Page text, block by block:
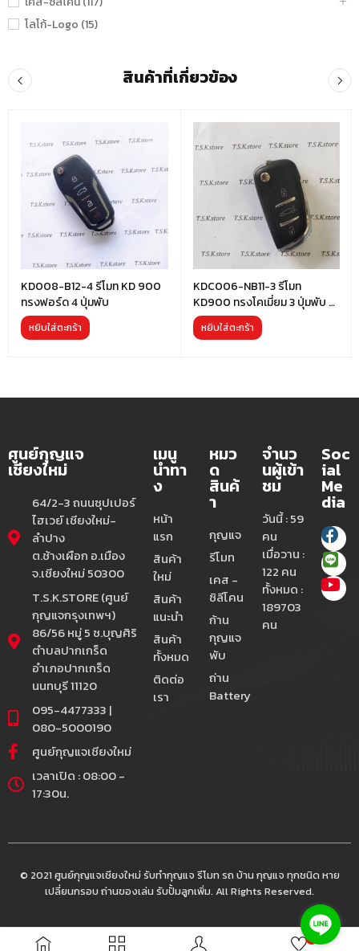
0
โลโก้-Logo (15)
สินค้าที่เกี่ยวข้อง
KD008-B12-4 รีโมท KD 900
ทรงฟอร์ด 4 ปุ่มพับ
หยิบใส่ตะกร้า
KDC006-NB11-3 รีโมท
KD900 ทรงโคเมี่ยม 3 ปุ่มพับ มี
ชิฟ
หยิบใส่ตะกร้า
ศูนย์กุญแจ
เชียงใหม่
64/2-3 ถนนซุปเปอร์
ไฮเวย์ เชียงใหม่-
ลำปาง
ต.ช้างเผือก อ.เมือง
จ.เชียงใหม่ 50300
T.S.K.STORE (ศูนย์
กุญแจกรุงเทพฯ)
86/56 หมู่ 5 ซ.บุญศิริ
ตำบลปากเกร็ด
อำเภอปากเกร็ด
นนทบุรี 11120
095-4477333 |
080-5000190
ศูนย์กุญแจเชียงใหม่
เวลาเปิด : 08:00 -
17:30น.
เมนู
นำทา
ง
หน้า
แรก
สินค้า
ใหม่
สินค้า
แนะนำ
สินค้า
ทั้งหมด
ติดต่อ
เรา
หมว
ด
สินค้
า
กุญแจ
รีโมท
เคส -
ซิลีโคน
ก้าน
กุญแจ
พับ
ถ่าน
Battery
จำนว
นผู้เข้า
ชม
วันนี้ : 59
คน
เมื่อวาน :
122 คน
ทั้งหมด :
189703
คน
Soc
ial
Me
dia
© 2021 ศูนย์กุญแจเชียงใหม่ รับทำกุญแจ รีโมท รถ บ้าน กุญแจ ทุกชนิด หาย
เปลี่ยนกรอบ ถ่านของเล่น รับปั้มลูกเพิ่ม. All Rights Reserved.